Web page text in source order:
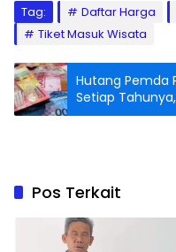
Tag: Daftar Harga
Tiket Masuk Wisata
Hutang Pemda
Setiap
Pos Terkait